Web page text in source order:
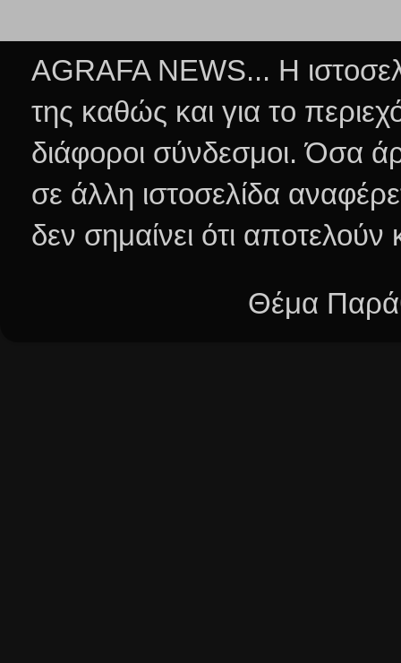
AGRAFA NEWS... Η
της καθώς και για το
διάφοροι σύνδεσμοι.Όσα
σε άλλη ιστοσελίδα
δεν σημαίνει ότι
Θέμα